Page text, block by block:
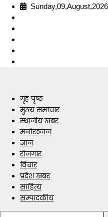
Sunday,09,August,2026
गृह पृष्ठ
मुख्य समाचार
स्थानीय खबर
मनोरञ्जन
ज्ञान
रोजगार
विचार
प्रदेश खबर
साहित्य
सम्पादकीय